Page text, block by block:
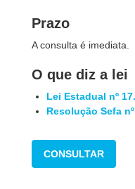
Prazo
A consulta é imediata.
O que diz a lei
Lei Estadual nº
Resolução Sefa
CONSULTAR